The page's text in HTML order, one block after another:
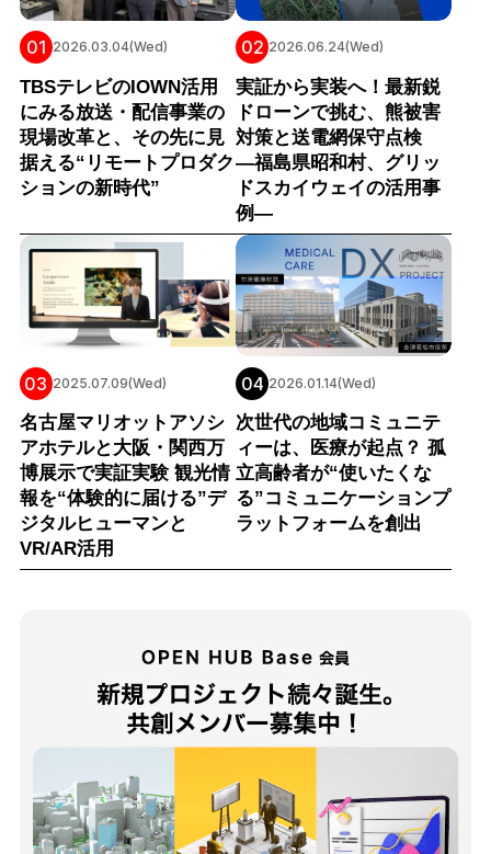
01 2026.03.04(Wed)
TBSテレビのIOWN活用
にみる放送・配信事業の
現場改革と、その先に見
据える“リモートプロダク
ションの新時代”
02 2026.06.24(Wed)
実証から実装へ！最新鋭
ドローンで挑む、熊被害
対策と送電網保守点検
―福島県昭和村、グリッ
ドスカイウェイの活用事
例―
03 2025.07.09(Wed)
名古屋マリオットアソシ
アホテルと大阪・関西万
博展示で実証実験 観光情
報を“体験的に届ける”デ
ジタルヒューマンと
VR/AR活用
04 2026.01.14(Wed)
次世代の地域コミュニテ
ィーは、医療が起点？ 孤
立高齢者が“使いたくな
る”コミュニケーションプ
ラットフォームを創出